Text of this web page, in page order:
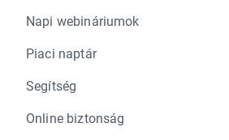
Napi webináriumok
Piaci naptár
Segítség
Online biztonság